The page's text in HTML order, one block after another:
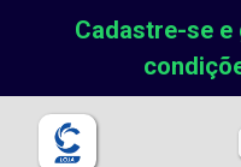
Cadastre-se e